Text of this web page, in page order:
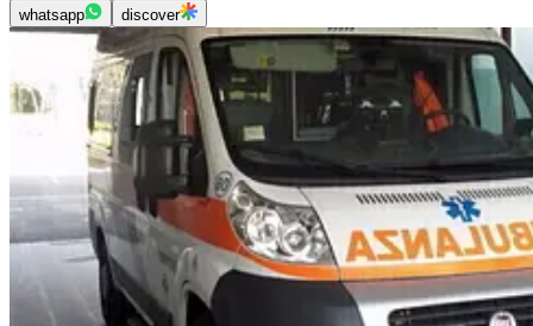
whatsapp discover